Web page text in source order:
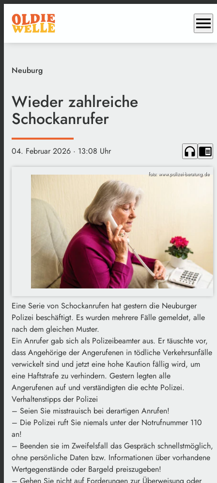
menu
Neuburg
Wieder zahlreiche
Schockanrufer
04. Februar 2026 · 13:08 Uhr headphones chrome_reader_mode
foto: www.polizei-beratung.de
Eine Serie von Schockanrufen hat gestern die Neuburger
Polizei beschäftigt. Es wurden mehrere Fälle gemeldet, alle
nach dem gleichen Muster.
Ein Anrufer gab sich als Polizeibeamter aus. Er täuschte vor,
dass Angehörige der Angerufenen in tödliche Verkehrsunfälle
verwickelt sind und jetzt eine hohe Kaution fällig wird, um
eine Haftstrafe zu verhindern. Gestern legten alle
Angerufenen auf und verständigten die echte Polizei.
Verhaltenstipps der Polizei
– Seien Sie misstrauisch bei derartigen Anrufen!
– Die Polizei ruft Sie niemals unter der Notrufnummer 110
an!
– Beenden sie im Zweifelsfall das Gespräch schnellstmöglich,
ohne persönliche Daten bzw. Informationen über vorhandene
Wertgegenstände oder Bargeld preiszugeben!